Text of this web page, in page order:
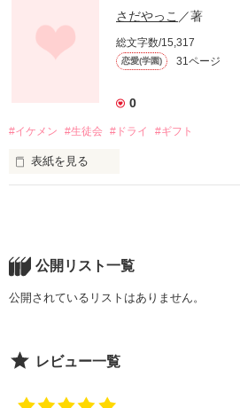
さだやっこ ／著
総文字数/15,317
恋愛(学園) 31ページ
0
#イケメン #生徒会 #ドライ #ギフト
表紙を見る
春爛漫
桜が風に舞うこの季節。
ドライで不思議な無表情美人
私立富川高等学校を変えるべくして
公開リスト一覧
公開されているリストはありません。
レビュー一覧